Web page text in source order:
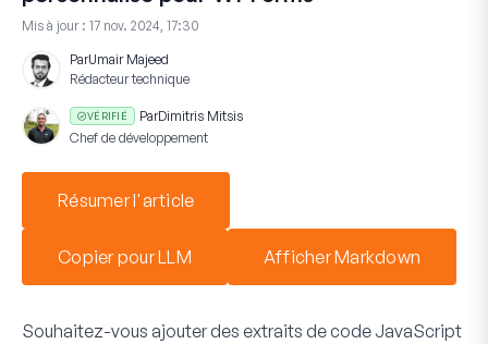
Mis à jour : 17 nov. 2024, 17:30
ParUmair Majeed
Rédacteur technique
VÉRIFIÉ ParDimitris Mitsis
Chef de développement
Résumer l'article
Copier pour LLM Afficher Markdown
Souhaitez-vous ajouter des extraits de code JavaScript